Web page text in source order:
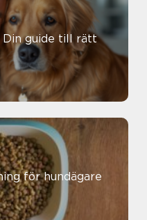
Din guide till rätt
för hundägare